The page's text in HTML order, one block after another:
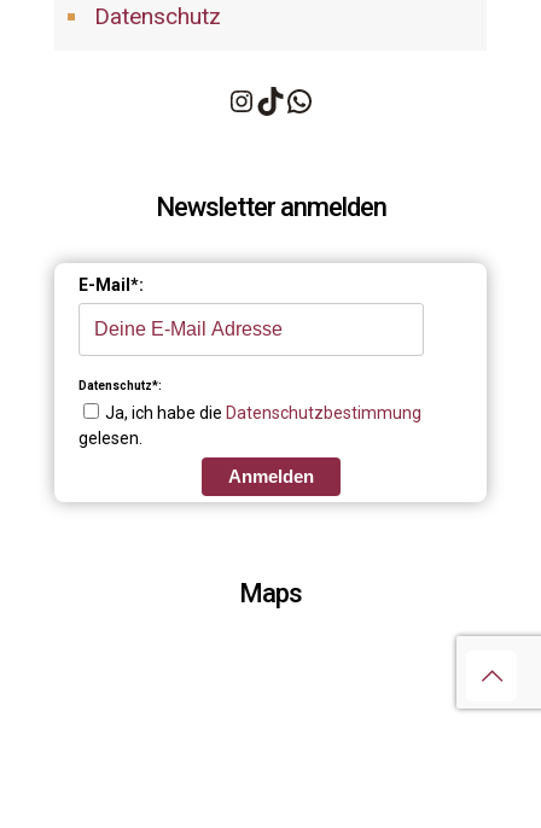
Datenschutz
Instagram
TikTok
WhatsApp
Newsletter anmelden
E-Mail*:
Datenschutz*:
Ja, ich habe die Datenschutzbestimmung
gelesen.
Anmelden
Maps